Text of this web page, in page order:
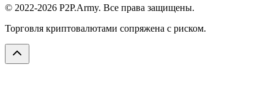
© 2022-2026 P2P.Army. Все права защищены.
Торговля криптовалютами сопряжена с риском.